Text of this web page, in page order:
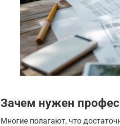
Зачем нужен
Многие полагают, что